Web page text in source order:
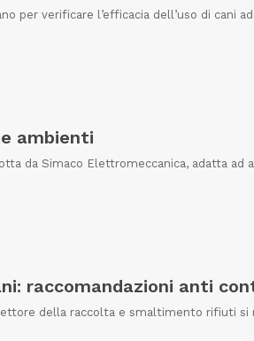
per verificare l’efficacia dell’uso di cani
ambienti
da Simaco Elettromeccanica, adatta ad
raccomandazioni anti
della raccolta e smaltimento rifiuti si